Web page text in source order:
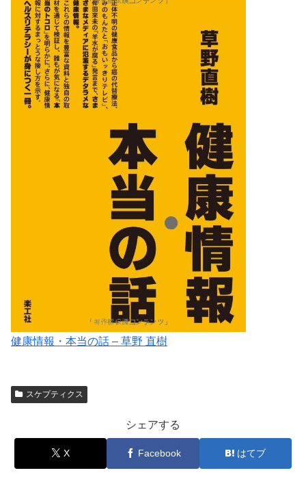
健康情報・本当の話 – 草野 直樹
スケプティクス
シェアする
X Facebook はてブ